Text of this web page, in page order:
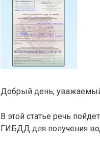
Добрый день, уважаемый
В этой статье речь
ГИБДД для получения